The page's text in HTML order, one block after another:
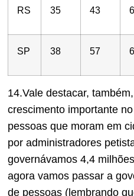
RS 35 43
SP 38 57
14.Vale destacar, também,
crescimento importante n
pessoas que moram em
por administradores
governávamos 4,4
agora vamos passar a
de pessoas (lembrando